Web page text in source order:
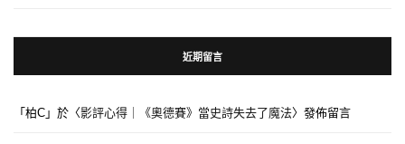
近期留言
「 柏C 」於〈影評心得｜《奧德賽》當史詩失去了魔法〉發佈留言